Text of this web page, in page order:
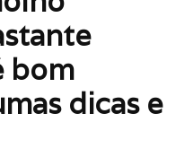
bom
dicas e